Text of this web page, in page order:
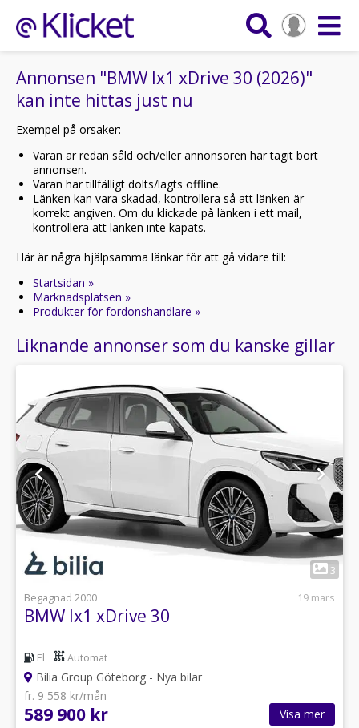
Annonsen "BMW Ix1 xDrive 30 (2026)"
kan inte hittas just nu
Exempel på orsaker:
Varan är redan såld och/eller annonsören har tagit bort
annonsen.
Varan har tillfälligt dolts/lagts offline.
Länken kan vara skadad, kontrollera så att länken är
korrekt angiven. Om du klickade på länken i ett mail,
kontrollera att länken inte kapats.
Här är några hjälpsamma länkar för att gå vidare till:
Startsidan »
Marknadsplatsen »
Produkter för fordonshandlare »
Liknande annonser som du kanske gillar
3
Begagnad 2000
19 mars
BMW Ix1 xDrive 30
El Automat
Bilia Group Göteborg - Nya bilar
fr. 9 558 kr/mån
589 900 kr Visa mer